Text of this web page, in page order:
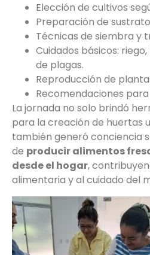
Elección de cultivos
Preparación de
Técnicas de siembra y
Cuidados básicos:
de plagas.
Reproducción de
Recomendaciones
La jornada no solo brindó
para la creación de huertas
también generó conciencia
de producir alimentos
desde el hogar,
alimentaria y al cuidado del